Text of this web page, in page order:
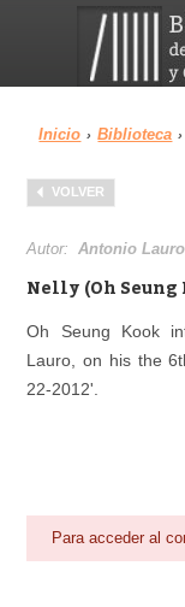
Menu
Biblioteca
Área
Inicio › Biblioteca ›
VOLVER
Autor:Antonio Lauro
Nelly (Oh
Oh Seung Kook
Lauro, on his the
22-2012'.
Para acceder al